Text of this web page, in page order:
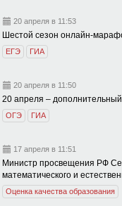
20 апреля в 11:53
Шестой сезон онлайн-
ЕГЭ ГИА
20 апреля в 11:50
20 апреля – дополнительный
ОГЭ ГИА
17 апреля в 11:51
Министр просвещения РФ
математического и
Оценка качества образования